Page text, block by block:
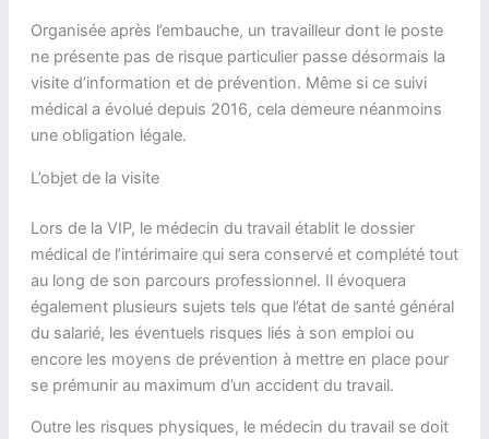
Organisée après l’embauche, un travailleur dont le poste
ne présente pas de risque particulier passe désormais la
visite d’information et de prévention. Même si ce suivi
médical a évolué depuis 2016, cela demeure néanmoins
une obligation légale.
L’objet de la visite
Lors de la VIP, le médecin du travail établit le dossier
médical de l’intérimaire qui sera conservé et complété tout
au long de son parcours professionnel. Il évoquera
également plusieurs sujets tels que l’état de santé général
du salarié, les éventuels risques liés à son emploi ou
encore les moyens de prévention à mettre en place pour
se prémunir au maximum d’un accident du travail.
Outre les risques physiques, le médecin du travail se doit